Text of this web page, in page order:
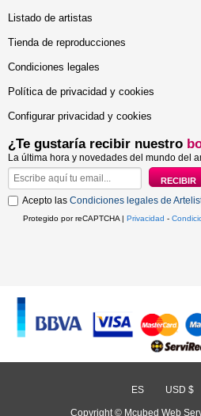
Listado de artistas
Tienda de reproducciones
Condiciones legales
Política de privacidad y cookies
Configurar privacidad y cookies
¿Te gustaría recibir nuestro
La última hora y novedades del mundo del
Acepto las Condiciones legales de
Protegido por reCAPTCHA | Privacidad -
ES USD $
Copyright © Mcubed Web